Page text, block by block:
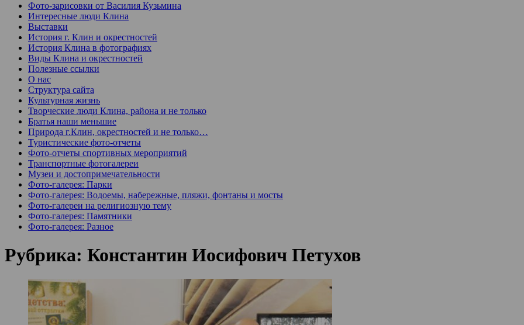
Фото-зарисовки от Василия Кузьмина
Интересные люди Клина
Выставки
История г. Клин и окрестностей
История Клина в фотографиях
Виды Клина и окрестностей
Полезные ссылки
О нас
Структура сайта
Культурная жизнь
Творческие люди Клина, района и не только
Братья наши меньшие
Природа г.Клин, окрестностей и не только…
Туристические фото-отчеты
Фото-отчеты спортивных мероприятий
Транспортные фотогалереи
Музеи и достопримечательности
Фото-галерея: Парки
Фото-галерея: Водоемы, набережные, пляжи, фонтаны и мосты
Фото-галереи на религиозную тему
Фото-галерея: Памятники
Фото-галерея: Разное
Рубрика: Константин Иосифович Петухов